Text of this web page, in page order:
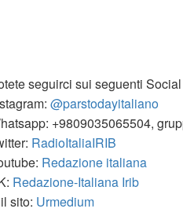
seguirci sui seguenti
@parstodayitaliano
+9809035065504,
RadioItaliaIRIB
Redazione italiana
Redazione-Italiana Irib
sito: Urmedium